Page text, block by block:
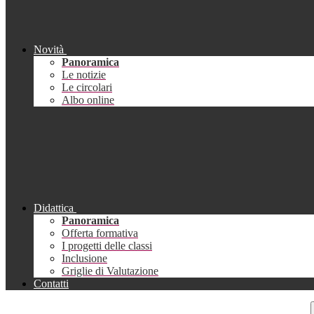
Novità
Panoramica
Le notizie
Le circolari
Albo online
Didattica
Panoramica
Offerta formativa
I progetti delle classi
Inclusione
Griglie di Valutazione
Contatti